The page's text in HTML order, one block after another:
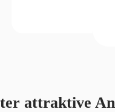
attraktive